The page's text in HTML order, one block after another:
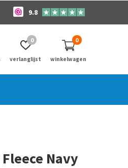
verlanglijst
0
winkelwagen
0
9.8
Navy